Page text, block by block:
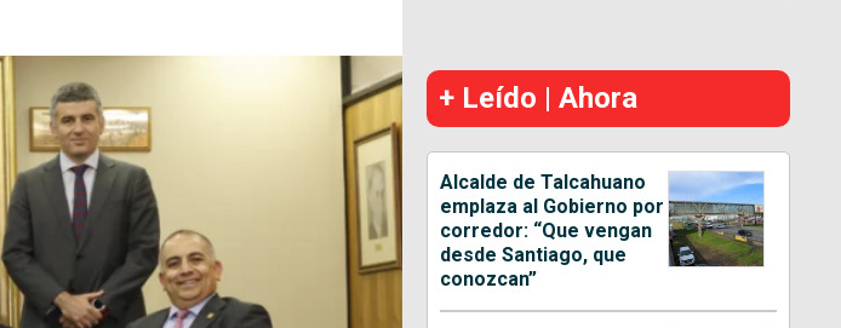
+ Leído | Ahora
Alcalde de Talcahuano
emplaza al Gobierno por
corredor: “Que vengan
desde Santiago, que
conozcan”